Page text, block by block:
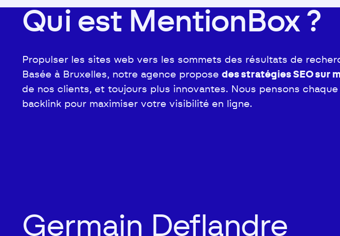
Qui est MentionBox ?
Propulser les sites web vers les sommets des résultats de
Basée à Bruxelles, notre agence proposedes stratégies SEO sur
de nos clients, et toujours plus innovantes. Nous pensons
backlink pour maximiser votre visibilité en ligne.
Germain Deflandre